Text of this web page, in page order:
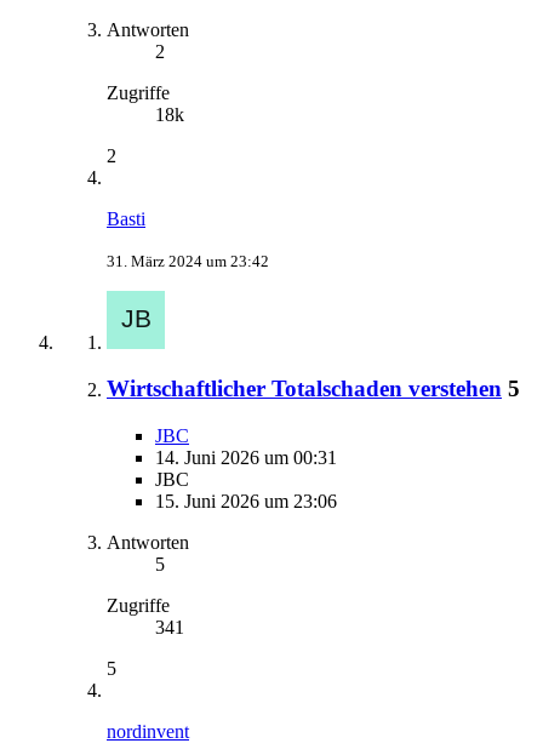
Antworten
2
Zugriffe
18k
2
Basti
31. März 2024 um 23:42
Wirtschaftlicher Totalschaden verstehen 5
JBC
14. Juni 2026 um 00:31
JBC
15. Juni 2026 um 23:06
Antworten
5
Zugriffe
341
5
nordinvent